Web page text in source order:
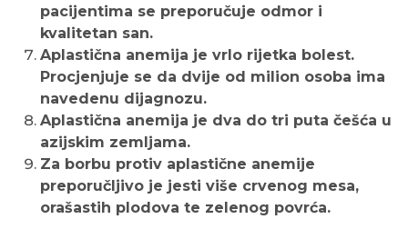
pacijentima se preporučuje odmor i
kvalitetan san.
Aplastična anemija je vrlo rijetka bolest.
Procjenjuje se da dvije od milion osoba ima
navedenu dijagnozu.
Aplastična anemija je dva do tri puta češća u
azijskim zemljama.
Za borbu protiv aplastične anemije
preporučljivo je jesti više crvenog mesa,
orašastih plodova te zelenog povrća.